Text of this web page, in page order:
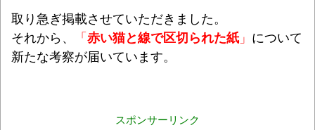
取り急ぎ掲載させていただきました。
それから、
「 赤い猫と線で区切られた紙 」 について
新たな考察が届いています。
スポンサーリンク